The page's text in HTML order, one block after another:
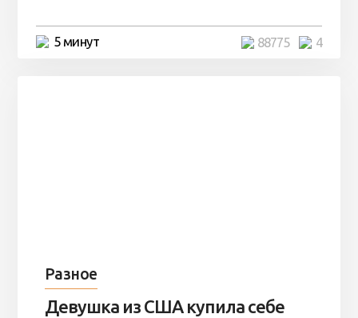
5 минут 4
88775
Разное
Девушка из США купила себе